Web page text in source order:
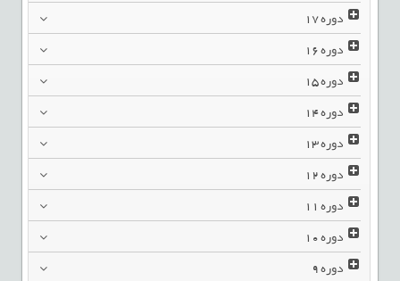
دوره17
دوره16
دوره15
دوره14
دوره13
دوره12
دوره11
دوره10
دوره9